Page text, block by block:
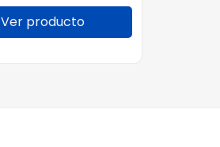
Ver producto